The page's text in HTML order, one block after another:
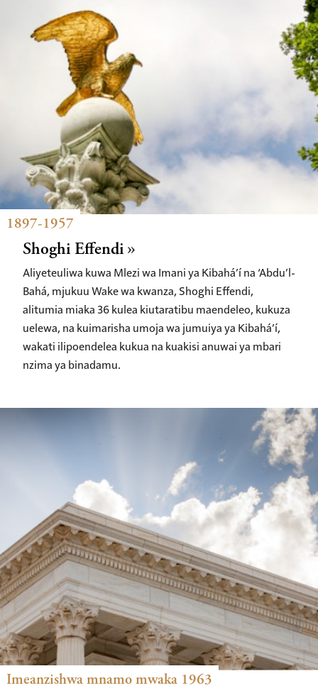
1897-1957
Shoghi Effendi
Aliyeteuliwa kuwa Mlezi wa Imani ya Kibahá’í na ‘Abdu’l-
Bahá, mjukuu Wake wa kwanza, Shoghi Effendi,
alitumia miaka 36 kulea kiutaratibu maendeleo, kukuza
uelewa, na kuimarisha umoja wa jumuiya ya Kibahá’í,
wakati ilipoendelea kukua na kuakisi anuwai ya mbari
nzima ya binadamu.
Imeanzishwa mnamo mwaka 1963